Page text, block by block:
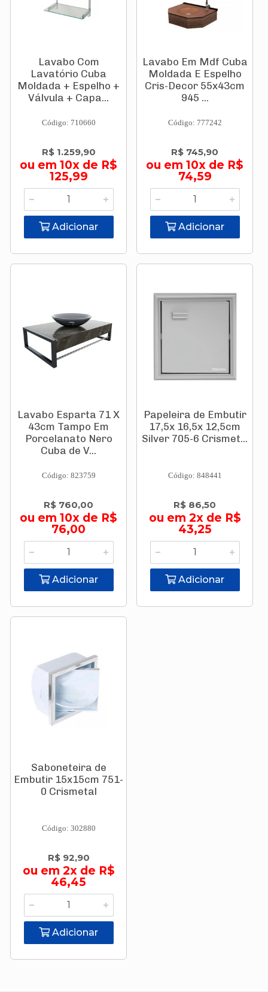
Lavabo Com
Lavatório Cuba
Moldada + Espelho +
Válvula + Capa...
Código: 710660
R$ 1.259,90
ou em 10x de R$
125,99
Adicionar
Lavabo Em Mdf Cuba
Moldada E Espelho
Cris-Decor 55x43cm
945 ...
Código: 777242
R$ 745,90
ou em 10x de R$
74,59
Adicionar
Lavabo Esparta 71 X
43cm Tampo Em
Porcelanato Nero
Cuba de V...
Código: 823759
R$ 760,00
ou em 10x de R$
76,00
Adicionar
Papeleira de Embutir
17,5x 16,5x 12,5cm
Silver 705-6 Crismet...
Código: 848441
R$ 86,50
ou em 2x de R$
43,25
Adicionar
Saboneteira de
Embutir 15x15cm 751-
0 Crismetal
Código: 302880
R$ 92,90
ou em 2x de R$
46,45
Adicionar